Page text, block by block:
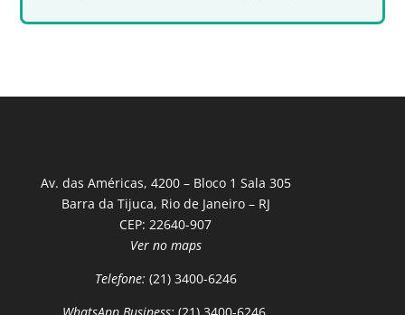
Av. das Américas, 4200 – Bloco 1 Sala 305
Barra da Tijuca, Rio de Janeiro – RJ
CEP: 22640-907
Ver no maps
Telefone: (21) 3400-6246